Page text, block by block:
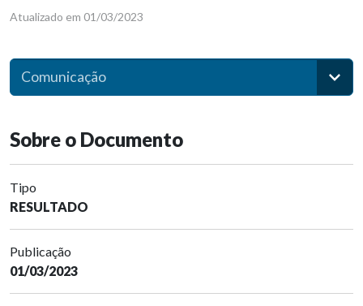
Atualizado em 01/03/2023
Comunicação
Sobre o Documento
Tipo
RESULTADO
Publicação
01/03/2023